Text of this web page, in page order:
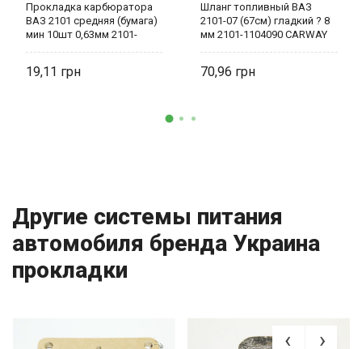
Прокладка карбюратора
ВАЗ 2101 средняя (бумага)
мин 10шт 0,63мм 2101-
19,11
Шланг топливный ВАЗ
2101-07 (67см) гладкий ? 8
мм 2101-1104090 CARWAY
70,96
Другие системы питания
автомобиля бренда Украина
прокладки